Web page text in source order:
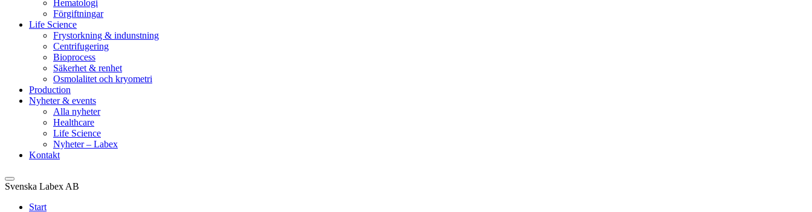
Hematologi
Förgiftningar
Life Science
Frystorkning & indunstning
Centrifugering
Bioprocess
Säkerhet & renhet
Osmolalitet och kryometri
Production
Nyheter & events
Alla nyheter
Healthcare
Life Science
Nyheter – Labex
Kontakt
Svenska Labex AB
Start